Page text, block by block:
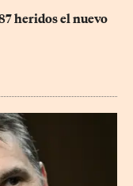
heridos el nuevo